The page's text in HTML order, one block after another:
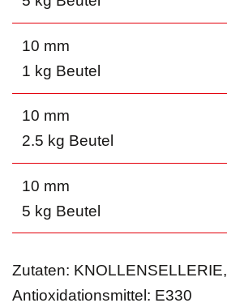
10 mm
1 kg Beutel
10 mm
2.5 kg Beutel
10 mm
5 kg Beutel
Zutaten: KNOLLENSELLERIE,
Antioxidationsmittel: E330